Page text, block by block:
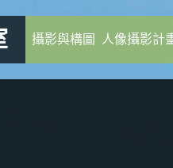
攝影與構圖 人像攝影計